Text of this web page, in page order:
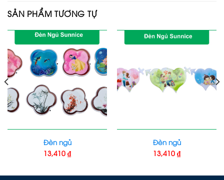
SẢN PHẨM TƯƠNG TỰ
Đèn ngủ
13,410 ₫
Đèn ngủ
13,410 ₫